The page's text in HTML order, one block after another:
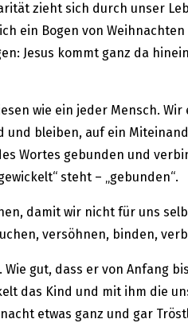
zieht sich durch unser
ein Bogen von
Jesus kommt ganz da
wie ein jeder Mensch.
bleiben, auf ein
Wortes gebunden und
steht – „gebunden“.
damit wir nicht für uns
versöhnen, binden,
gut, dass er von Anfang
das Kind und mit ihm die
etwas ganz und gar